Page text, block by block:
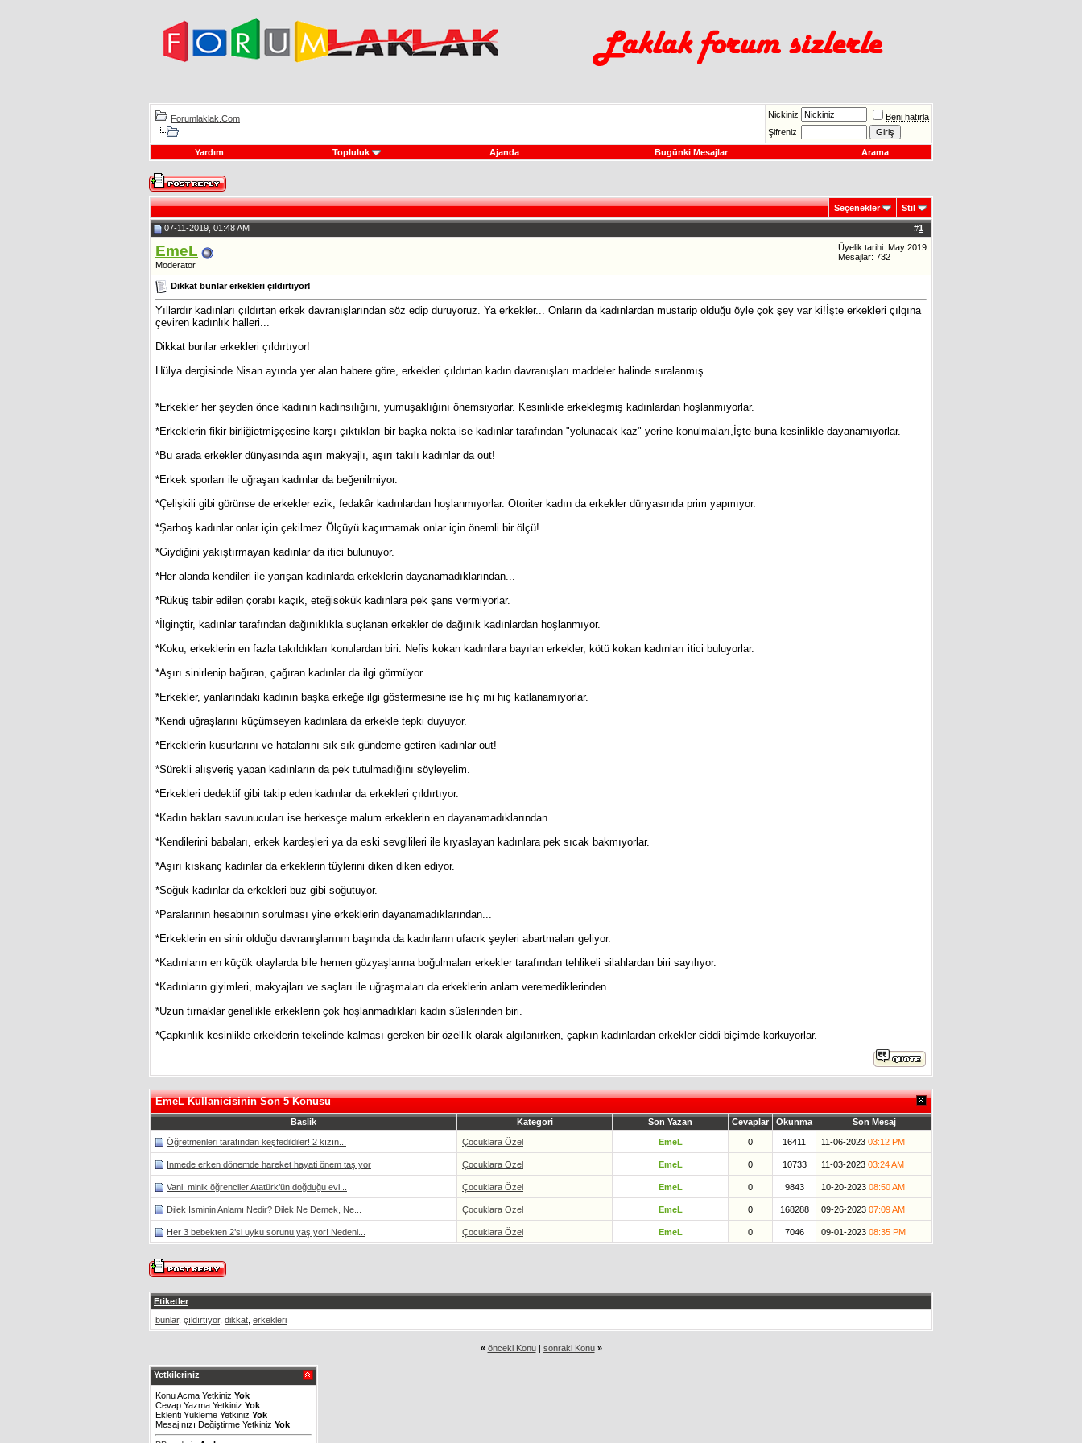
Forumlaklak.Com Nickiniz
Beni hatırla
Şifreniz
Yardım Topluluk Ajanda Bugünki Mesajlar Arama
Seçenekler Stil
#1
07-11-2019, 01:48 AM
EmeL
Moderator
Üyelik tarihi: May 2019
Mesajlar: 732
Dikkat bunlar erkekleri çıldırtıyor!
Yıllardır kadınları çıldırtan erkek davranışlarından söz edip duruyoruz. Ya erkekler... Onların da kadınlardan mustarip olduğu öyle çok şey var ki!İşte erkekleri çılgına
çeviren kadınlık halleri...
Dikkat bunlar erkekleri çıldırtıyor!
Hülya dergisinde Nisan ayında yer alan habere göre, erkekleri çıldırtan kadın davranışları maddeler halinde sıralanmış...
*Erkekler her şeyden önce kadının kadınsılığını, yumuşaklığını önemsiyorlar. Kesinlikle erkekleşmiş kadınlardan hoşlanmıyorlar.
*Erkeklerin fikir birliğietmişçesine karşı çıktıkları bir başka nokta ise kadınlar tarafından "yolunacak kaz" yerine konulmaları,İşte buna kesinlikle dayanamıyorlar.
*Bu arada erkekler dünyasında aşırı makyajlı, aşırı takılı kadınlar da out!
*Erkek sporları ile uğraşan kadınlar da beğenilmiyor.
*Çelişkili gibi görünse de erkekler ezik, fedakâr kadınlardan hoşlanmıyorlar. Otoriter kadın da erkekler dünyasında prim yapmıyor.
*Şarhoş kadınlar onlar için çekilmez.Ölçüyü kaçırmamak onlar için önemli bir ölçü!
*Giydiğini yakıştırmayan kadınlar da itici bulunuyor.
*Her alanda kendileri ile yarışan kadınlarda erkeklerin dayanamadıklarından...
*Rüküş tabir edilen çorabı kaçık, eteğisökük kadınlara pek şans vermiyorlar.
*İlginçtir, kadınlar tarafından dağınıklıkla suçlanan erkekler de dağınık kadınlardan hoşlanmıyor.
*Koku, erkeklerin en fazla takıldıkları konulardan biri. Nefis kokan kadınlara bayılan erkekler, kötü kokan kadınları itici buluyorlar.
*Aşırı sinirlenip bağıran, çağıran kadınlar da ilgi görmüyor.
*Erkekler, yanlarındaki kadının başka erkeğe ilgi göstermesine ise hiç mi hiç katlanamıyorlar.
*Kendi uğraşlarını küçümseyen kadınlara da erkekle tepki duyuyor.
*Erkeklerin kusurlarını ve hatalarını sık sık gündeme getiren kadınlar out!
*Sürekli alışveriş yapan kadınların da pek tutulmadığını söyleyelim.
*Erkekleri dedektif gibi takip eden kadınlar da erkekleri çıldırtıyor.
*Kadın hakları savunucuları ise herkesçe malum erkeklerin en dayanamadıklarından
*Kendilerini babaları, erkek kardeşleri ya da eski sevgilileri ile kıyaslayan kadınlara pek sıcak bakmıyorlar.
*Aşırı kıskanç kadınlar da erkeklerin tüylerini diken diken ediyor.
*Soğuk kadınlar da erkekleri buz gibi soğutuyor.
*Paralarının hesabının sorulması yine erkeklerin dayanamadıklarından...
*Erkeklerin en sinir olduğu davranışlarının başında da kadınların ufacık şeyleri abartmaları geliyor.
*Kadınların en küçük olaylarda bile hemen gözyaşlarına boğulmaları erkekler tarafından tehlikeli silahlardan biri sayılıyor.
*Kadınların giyimleri, makyajları ve saçları ile uğraşmaları da erkeklerin anlam veremediklerinden...
*Uzun tırnaklar genellikle erkeklerin çok hoşlanmadıkları kadın süslerinden biri.
*Çapkınlık kesinlikle erkeklerin tekelinde kalması gereken bir özellik olarak algılanırken, çapkın kadınlardan erkekler ciddi biçimde korkuyorlar.
EmeL Kullanicisinin Son 5 Konusu
Baslik Kategori Son Yazan Cevaplar Okunma Son Mesaj
Öğretmenleri tarafından keşfedildiler! 2 kızın... Çocuklara Özel EmeL 0 16411 11-06-2023 03:12 PM
İnmede erken dönemde hareket hayati önem taşıyor Çocuklara Özel EmeL 0 10733 11-03-2023 03:24 AM
Vanlı minik öğrenciler Atatürk’ün doğduğu evi... Çocuklara Özel EmeL 0 9843 10-20-2023 08:50 AM
Dilek İsminin Anlamı Nedir? Dilek Ne Demek, Ne... Çocuklara Özel EmeL 0 168288 09-26-2023 07:09 AM
Her 3 bebekten 2’si uyku sorunu yaşıyor! Nedeni... Çocuklara Özel EmeL 0 7046 09-01-2023 08:35 PM
Etiketler
bunlar, çıldırtıyor, dikkat erkekleri
« önceki Konu| sonraki Konu »
Yetkileriniz
Konu Acma Yetkiniz Yok
Cevap Yazma Yetkiniz Yok
Eklenti Yükleme Yetkiniz Yok
Mesajınızı Değiştirme Yetkiniz Yok